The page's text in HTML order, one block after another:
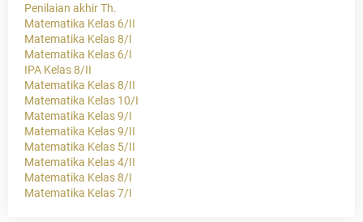
Penilaian akhir Th.
Matematika Kelas 6/II
Matematika Kelas 8/I
Matematika Kelas 6/I
IPA Kelas 8/II
Matematika Kelas 8/II
Matematika Kelas 10/I
Matematika Kelas 9/I
Matematika Kelas 9/II
Matematika Kelas 5/II
Matematika Kelas 4/II
Matematika Kelas 8/I
Matematika Kelas 7/I